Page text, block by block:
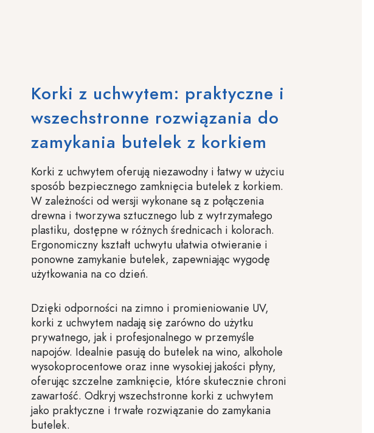
Korki z uchwytem: praktyczne i
wszechstronne rozwiązania do
zamykania butelek z korkiem
Korki z uchwytem oferują niezawodny i łatwy w użyciu
sposób bezpiecznego zamknięcia butelek z korkiem.
W zależności od wersji wykonane są z połączenia
drewna i tworzywa sztucznego lub z wytrzymałego
plastiku, dostępne w różnych średnicach i kolorach.
Ergonomiczny kształt uchwytu ułatwia otwieranie i
ponowne zamykanie butelek, zapewniając wygodę
użytkowania na co dzień.
Dzięki odporności na zimno i promieniowanie UV,
korki z uchwytem nadają się zarówno do użytku
prywatnego, jak i profesjonalnego w przemyśle
napojów. Idealnie pasują do butelek na wino, alkohole
wysokoprocentowe oraz inne wysokiej jakości płyny,
oferując szczelne zamknięcie, które skutecznie chroni
zawartość. Odkryj wszechstronne korki z uchwytem
jako praktyczne i trwałe rozwiązanie do zamykania
butelek.